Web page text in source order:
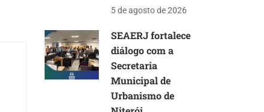
5 de agosto de 2026
SEAERJ fortalece
diálogo com a
Secretaria
Municipal de
Urbanismo de